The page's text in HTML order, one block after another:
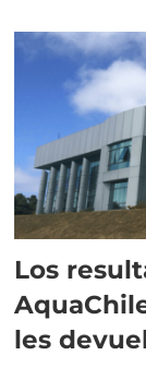
Los
les